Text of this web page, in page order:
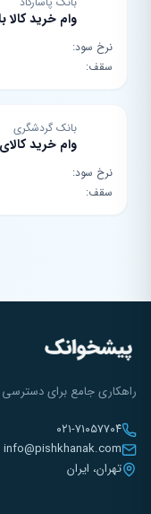
وام خرید کالا
نرخ سود:
سقف:
بانک گردشگری
وام خرید
نرخ سود:
سقف:
راهکاری جامع برای دسترسی
۰۲۱-۷۱۰۵۷۷۰۴
info@pishkhanak.com
تهران، ایران